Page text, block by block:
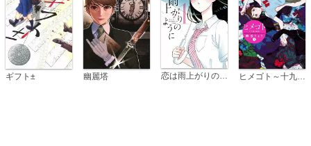
ギフト± 幽麗塔 恋は雨上がりのように